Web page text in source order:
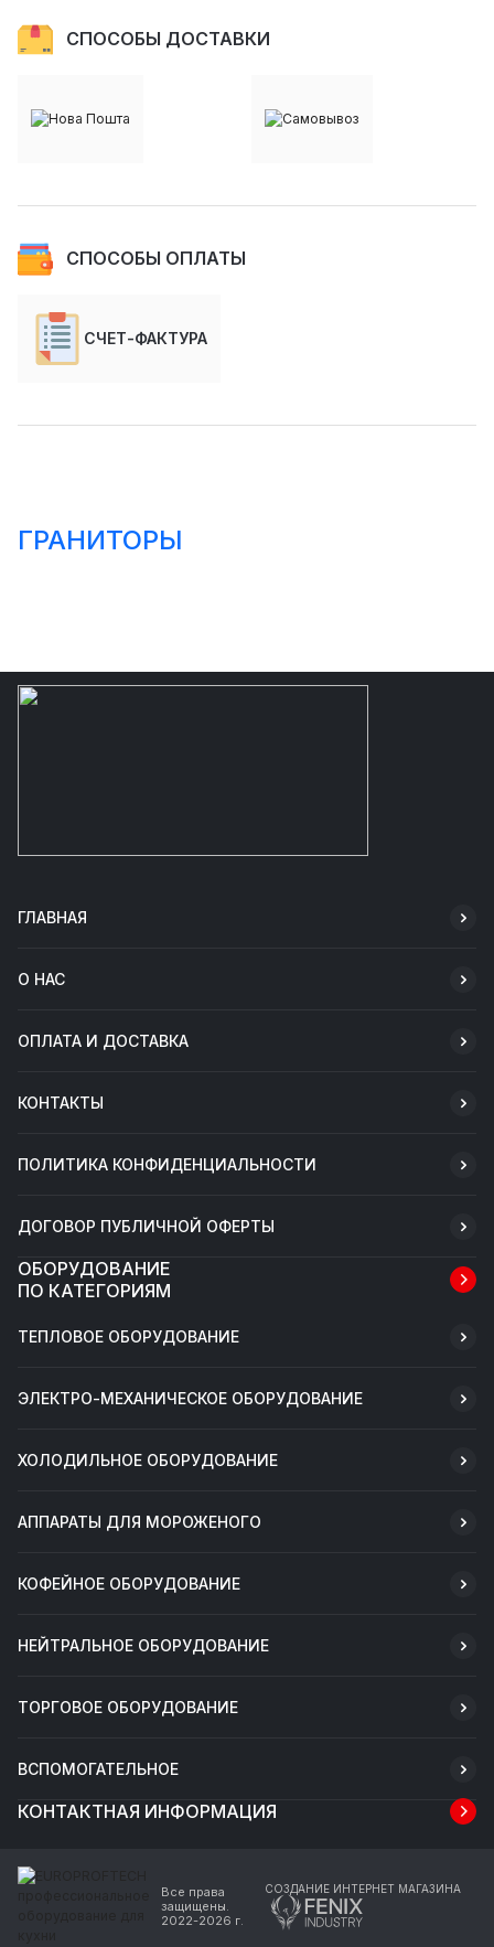
СПОСОБЫ ДОСТАВКИ
СПОСОБЫ ОПЛАТЫ
СЧЕТ-ФАКТУРА
ГРАНИТОРЫ
ГЛАВНАЯ
О НАС
ОПЛАТА И ДОСТАВКА
КОНТАКТЫ
ПОЛИТИКА КОНФИДЕНЦИАЛЬНОСТИ
ДОГОВОР ПУБЛИЧНОЙ ОФЕРТЫ
ОБОРУДОВАНИЕ
ПО КАТЕГОРИЯМ
ТЕПЛОВОЕ ОБОРУДОВАНИЕ
ЭЛЕКТРО-МЕХАНИЧЕСКОЕ ОБОРУДОВАНИЕ
ХОЛОДИЛЬНОЕ ОБОРУДОВАНИЕ
АППАРАТЫ ДЛЯ МОРОЖЕНОГО
КОФЕЙНОЕ ОБОРУДОВАНИЕ
НЕЙТРАЛЬНОЕ ОБОРУДОВАНИЕ
ТОРГОВОЕ ОБОРУДОВАНИЕ
ВСПОМОГАТЕЛЬНОЕ
КОНТАКТНАЯ ИНФОРМАЦИЯ
Все права
защищены.
2022-2026 г.
СОЗДАНИЕ ИНТЕРНЕТ МАГАЗИНА